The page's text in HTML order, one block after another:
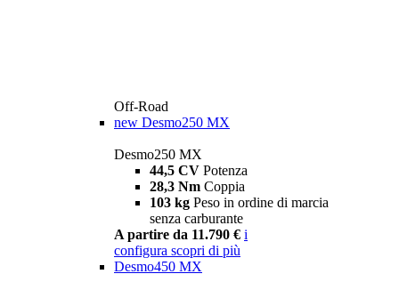
Off-Road
new Desmo250 MX
Desmo250 MX
44,5 CV Potenza
28,3 Nm Coppia
103 kg Peso in ordine di marcia
senza carburante
A partire da 11.790 € i
configura scopri di più
Desmo450 MX